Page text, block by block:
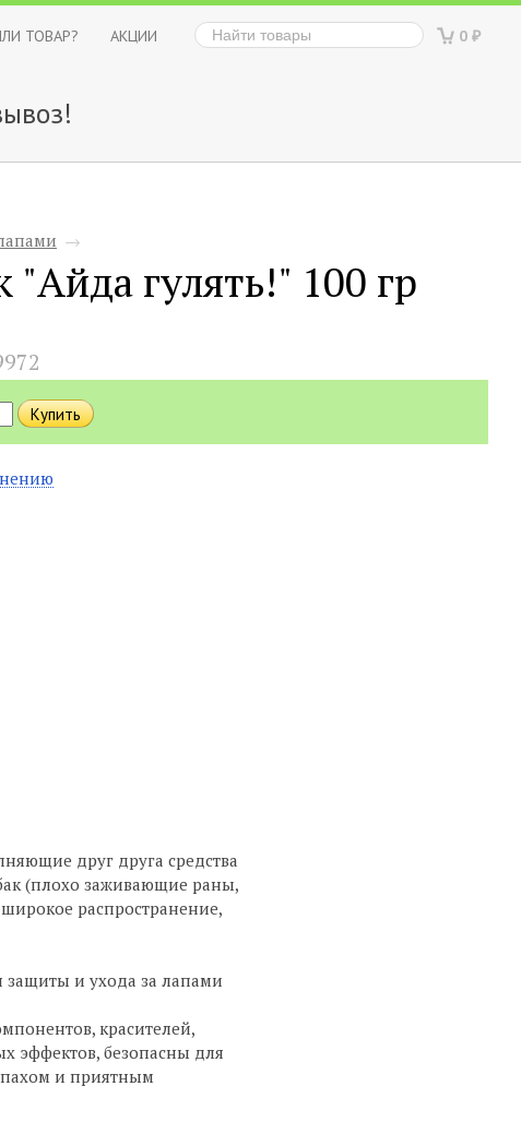
0 ₽
ТОВАР?
АКЦИИ
→
гулять!" 100 гр
друг друга средства
(плохо заживающие раны,
распространение,
защиты и ухода за лапами
красителей,
эффектов, безопасны для
и приятным